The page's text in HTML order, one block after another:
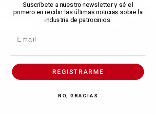
imagen, propiedad intelectual, bases de fans,
y experiencias exclusivas. Obtienen protección de
Suscríbete a nuestro newsletter y sé el
primero en recibir las últimas noticias sobre la
industria de patrocinios.
REGISTRARME
NO, GRACIAS